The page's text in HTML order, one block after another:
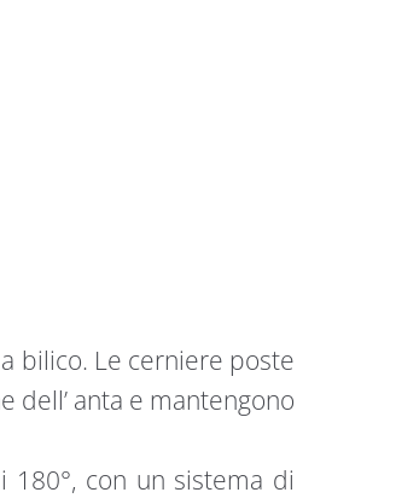
bilico. Le cerniere poste
dell’ anta e mantengono
con un sistema di